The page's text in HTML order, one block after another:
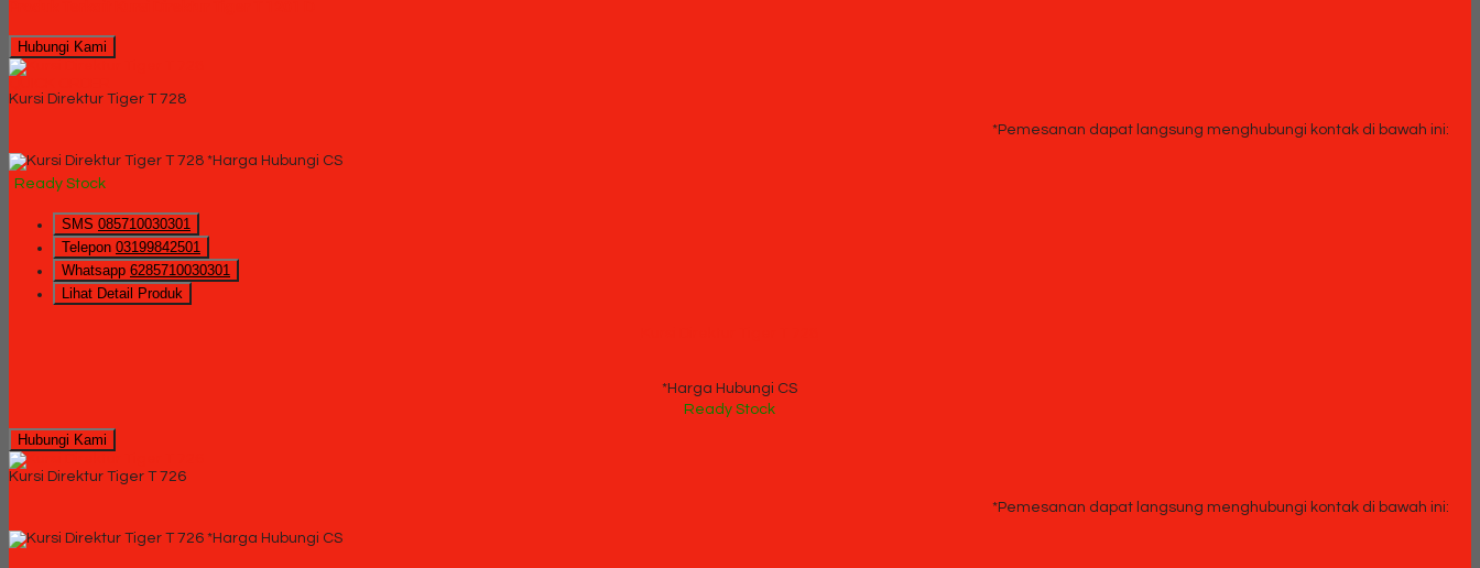
Hubungi Kami
Kursi Direktur Tiger T 728
*Pemesanan dapat langsung menghubungi kontak di bawah ini:
*Harga Hubungi CS
Ready Stock
SMS 085710030301
Telepon 03199842501
Whatsapp 6285710030301
Lihat Detail Produk
*Harga Hubungi CS
Ready Stock
Hubungi Kami
Kursi Direktur Tiger T 726
*Pemesanan dapat langsung menghubungi kontak di bawah ini:
*Harga Hubungi CS